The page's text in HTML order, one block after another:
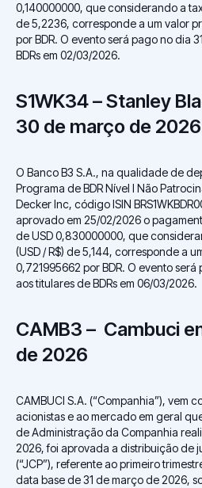
0,140000000, que considerando a
de 5,2236, corresponde a um valor
por BDR. O evento será pago no dia
BDRs em 02/03/2026.
S1WK34 – Stanley
30 de março de 2026
O Banco B3 S.A., na qualidade de
Programa de BDR Nível I Não
Decker Inc, código ISIN
aprovado em 25/02/2026 o
de USD 0,830000000, que
(USD / R$) de 5,144, corresponde a
0,721995662 por BDR. O evento
aos titulares de BDRs em 06/03/2026.
CAMB3 – Cambuci
de 2026
CAMBUCI S.A. (“Companhia”), vem
acionistas e ao mercado em geral
de Administração da Companhia
2026, foi aprovada a distribuição de
(“JCP”), referente ao primeiro
data base de 31 de março de 2026,